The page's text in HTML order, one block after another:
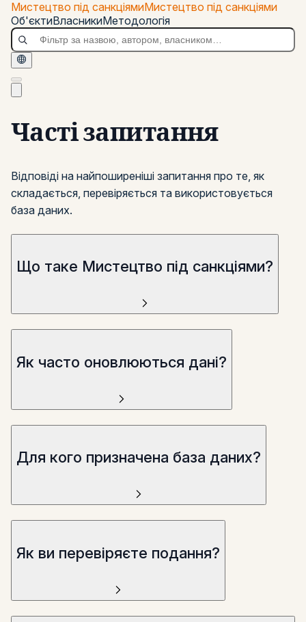
Перейти до основного вмісту
Мистецтво під санкціями
Мистецтво під санкціямиМистецтво під санкціями
Об'єктиВласникиМетодологія
Часті запитання
Відповіді на найпоширеніші запитання про те, як
складається, перевіряється та використовується
база даних.
Що таке Мистецтво під санкціями?
Як часто оновлюються дані?
Для кого призначена база даних?
Як ви перевіряєте подання?